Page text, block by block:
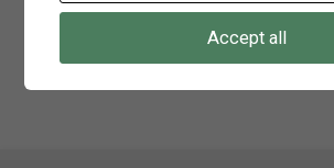
хугацаанд өөрийн ажлын
Accept all